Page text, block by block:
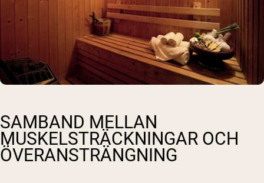
SAMBAND MELLAN
MUSKELSTRÄCKNINGAR OCH
ÖVERANSTRÄNGNING